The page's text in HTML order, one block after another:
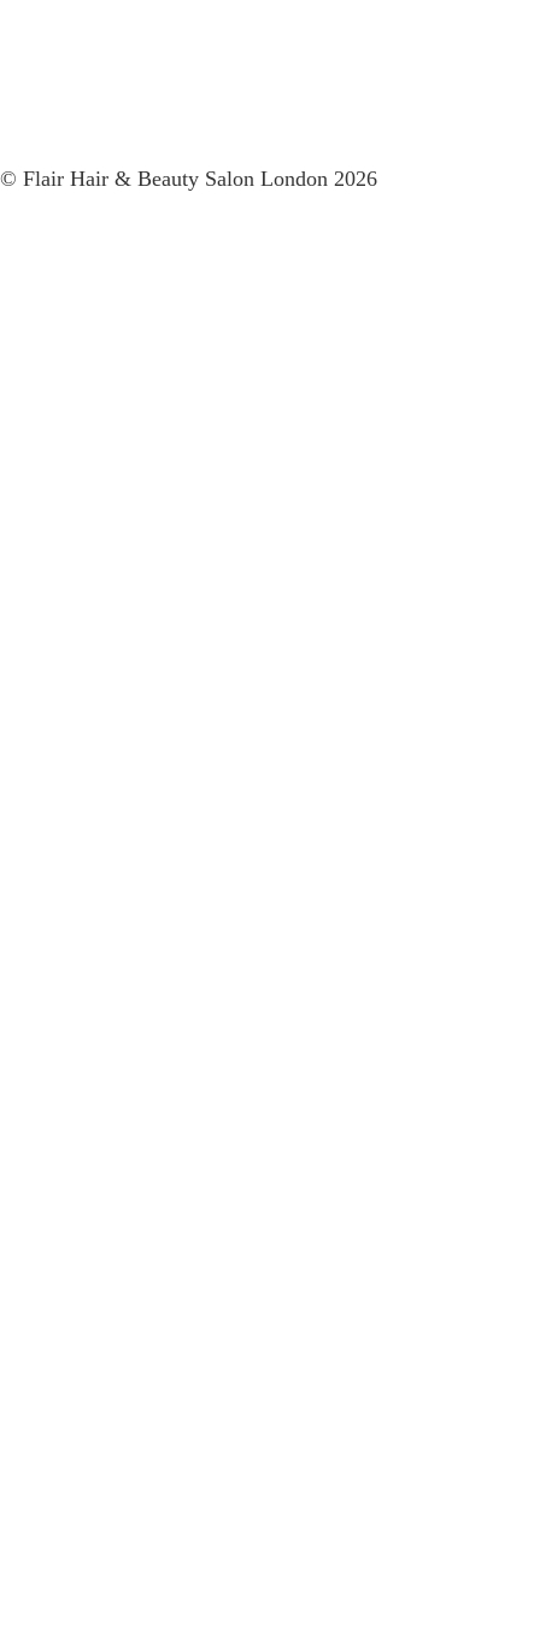
© Flair Hair & Beauty Salon London 2026